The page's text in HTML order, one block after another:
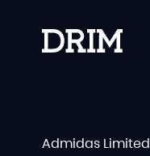
Admidas Limited